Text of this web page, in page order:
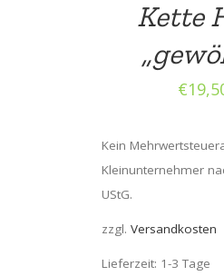
Kette
€
Kein
Kleinunternehmer
UStG.
zzgl. Versandkosten
Lieferzeit: 1-3 Tage